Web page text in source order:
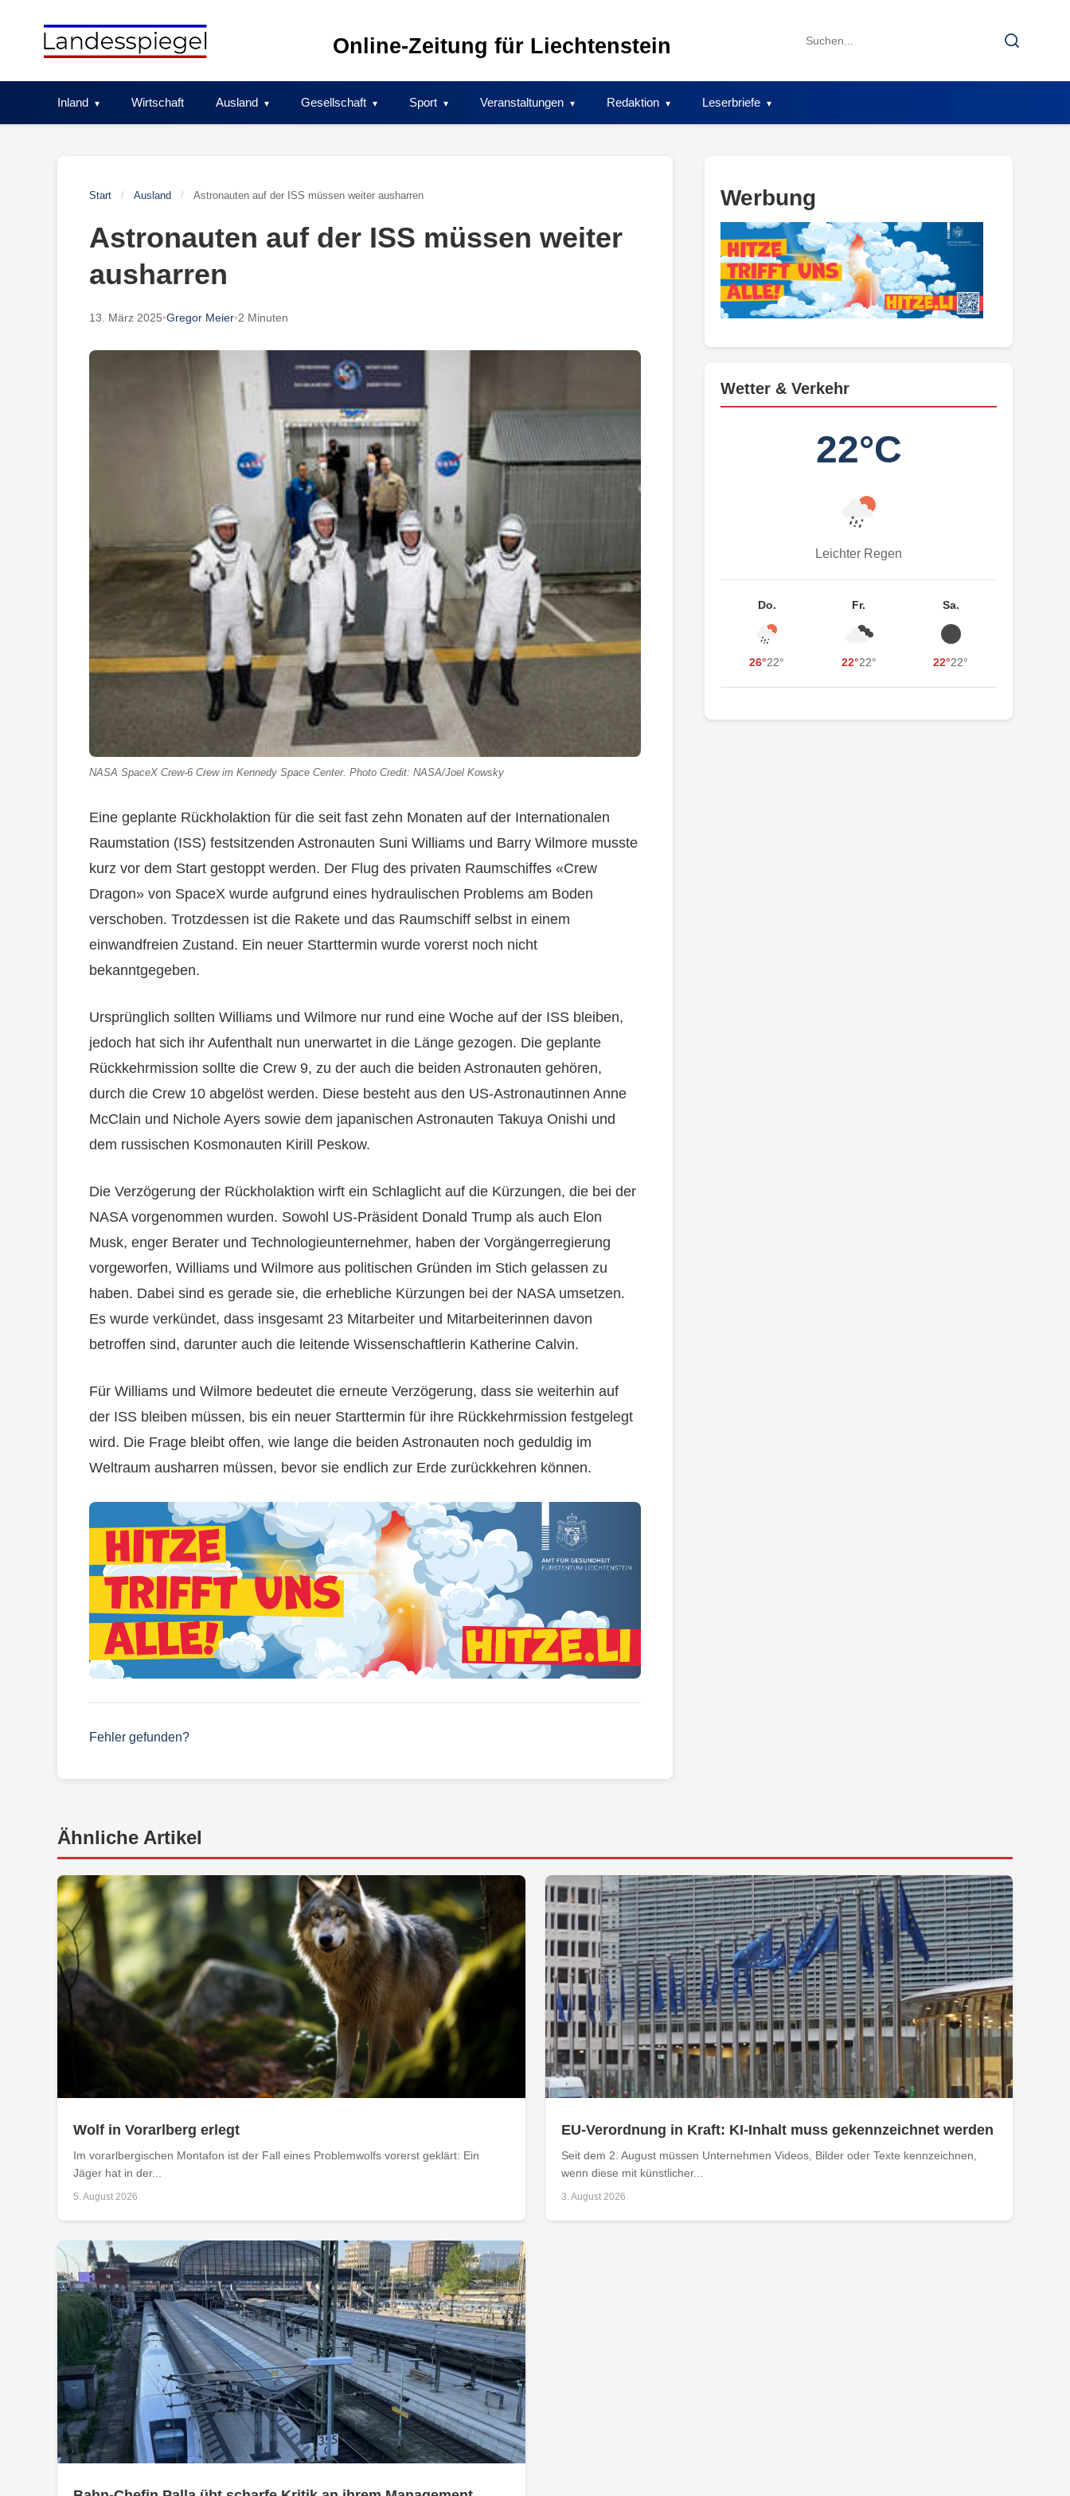
Online-Zeitung für Liechtenstein
Search
Search
Inland Wirtschaft Ausland Gesellschaft Sport Veranstaltungen Redaktion Leserbriefe
Start / Ausland / Astronauten auf der ISS müssen weiter ausharren
Astronauten auf der ISS müssen weiter
ausharren
13. März 2025•Gregor Meier•2 Minuten
NASA SpaceX Crew-6 Crew im Kennedy Space Center. Photo Credit: NASA/Joel Kowsky
Eine geplante Rückholaktion für die seit fast zehn Monaten auf der Internationalen
Raumstation (ISS) festsitzenden Astronauten Suni Williams und Barry Wilmore musste
kurz vor dem Start gestoppt werden. Der Flug des privaten Raumschiffes «Crew
Dragon» von SpaceX wurde aufgrund eines hydraulischen Problems am Boden
verschoben. Trotzdessen ist die Rakete und das Raumschiff selbst in einem
einwandfreien Zustand. Ein neuer Starttermin wurde vorerst noch nicht
bekanntgegeben.
Ursprünglich sollten Williams und Wilmore nur rund eine Woche auf der ISS bleiben,
jedoch hat sich ihr Aufenthalt nun unerwartet in die Länge gezogen. Die geplante
Rückkehrmission sollte die Crew 9, zu der auch die beiden Astronauten gehören,
durch die Crew 10 abgelöst werden. Diese besteht aus den US-Astronautinnen Anne
McClain und Nichole Ayers sowie dem japanischen Astronauten Takuya Onishi und
dem russischen Kosmonauten Kirill Peskow.
Die Verzögerung der Rückholaktion wirft ein Schlaglicht auf die Kürzungen, die bei der
NASA vorgenommen wurden. Sowohl US-Präsident Donald Trump als auch Elon
Musk, enger Berater und Technologieunternehmer, haben der Vorgängerregierung
vorgeworfen, Williams und Wilmore aus politischen Gründen im Stich gelassen zu
haben. Dabei sind es gerade sie, die erhebliche Kürzungen bei der NASA umsetzen.
Es wurde verkündet, dass insgesamt 23 Mitarbeiter und Mitarbeiterinnen davon
betroffen sind, darunter auch die leitende Wissenschaftlerin Katherine Calvin.
Für Williams und Wilmore bedeutet die erneute Verzögerung, dass sie weiterhin auf
der ISS bleiben müssen, bis ein neuer Starttermin für ihre Rückkehrmission festgelegt
wird. Die Frage bleibt offen, wie lange die beiden Astronauten noch geduldig im
Weltraum ausharren müssen, bevor sie endlich zur Erde zurückkehren können.
Fehler gefunden?
Werbung
Wetter & Verkehr
22°C
Leichter Regen
Do.
26°22°
Fr.
22°22°
Sa.
22°22°
Ähnliche Artikel
Wolf in Vorarlberg erlegt
Im vorarlbergischen Montafon ist der Fall eines Problemwolfs vorerst geklärt: Ein
Jäger hat in der...
5. August 2026
EU-Verordnung in Kraft: KI-Inhalt muss gekennzeichnet werden
Seit dem 2. August müssen Unternehmen Videos, Bilder oder Texte kennzeichnen,
wenn diese mit künstlicher...
3. August 2026